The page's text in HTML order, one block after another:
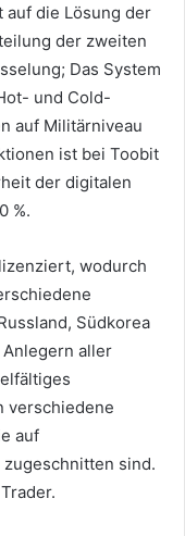
auf die Lösung der
der zweiten
Das System
und Cold-
auf Militärniveau
ist bei Toobit
der digitalen
%.
wodurch
Südkorea
aller
verschiedene
auf
sind.